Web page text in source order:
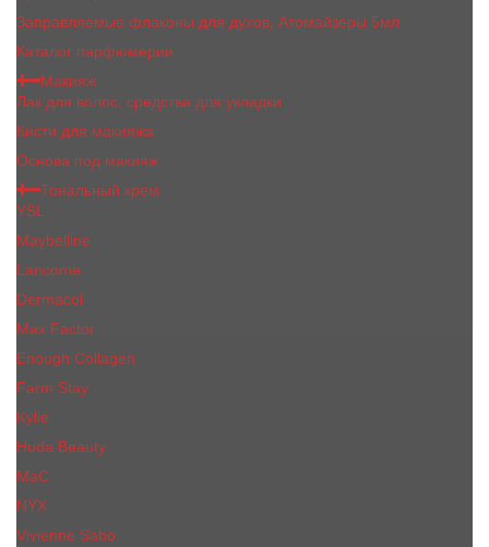
Заправляемые флаконы для духов, Атомайзеры 5мл
Каталог парфюмерии
Макияж
Лак для волос, средства для укладки
Кисти для макияжа
Основа под макияж
Тональный крем
YSL
Maybelline
Lancome
Dermacol
Max Factor
Enough Collagen
Farm Stay
Kylie
Huda Beauty
МаС
NYX
Vivienne Sabo